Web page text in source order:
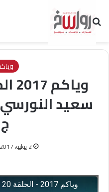
بحث عن
وياكم
سعيد النورسي
ج3 )
2 يوليو، 2017